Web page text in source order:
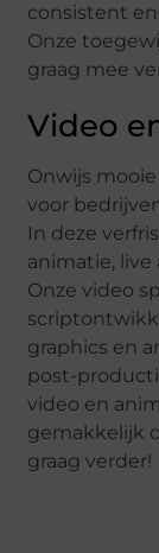
consistent
Onze
graag mee
Video
Onwijs
voor
In deze
animatie, live
Onze video
graphics en
post-
video en
gemakkelijk
graag verder!